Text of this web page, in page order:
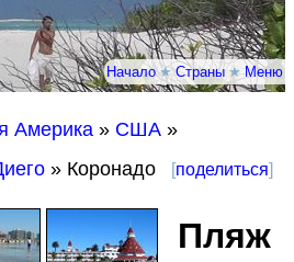
Начало★Страны★Меню
Америка » США »
» Коронадо [поделиться]
Пляж